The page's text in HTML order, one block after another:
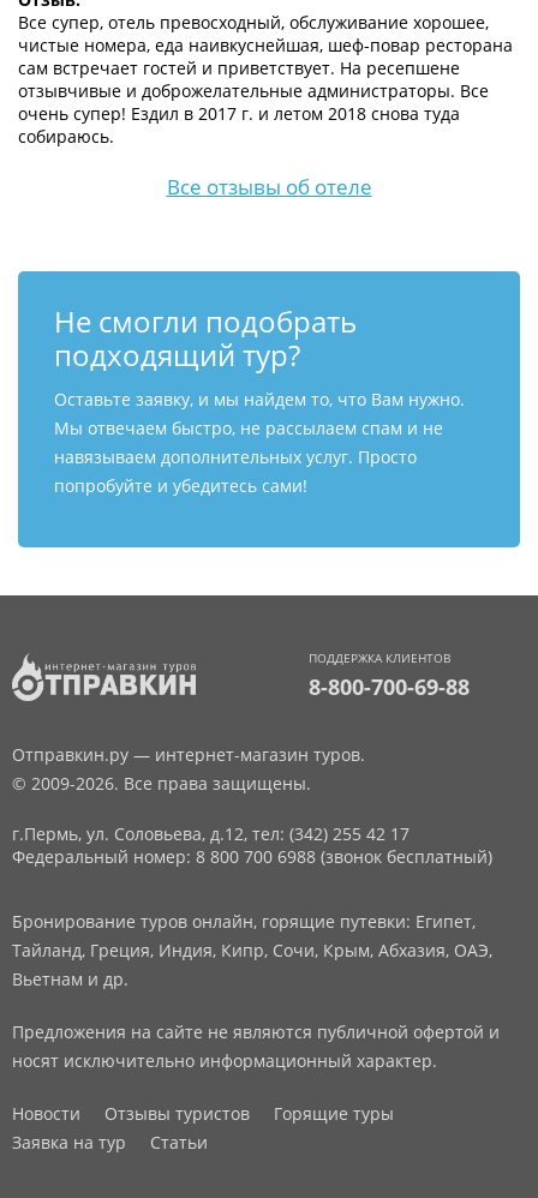
Все супер, отель превосходный, обслуживание хорошее,
чистые номера, еда наивкуснейшая, шеф-повар ресторана
сам встречает гостей и приветствует. На ресепшене
отзывчивые и доброжелательные администраторы. Все
очень супер! Ездил в 2017 г. и летом 2018 снова туда
собираюсь.
Все отзывы об отеле
Не смогли подобрать
подходящий тур?
Оставьте заявку, и мы найдем то, что Вам нужно.
Мы отвечаем быстро, не рассылаем спам и не
навязываем дополнительных услуг. Просто
попробуйте и убедитесь сами!
ПОДДЕРЖКА КЛИЕНТОВ
8-800-700-69-88
Отправкин.ру — интернет-магазин туров.
© 2009-2026. Все права защищены.
г.Пермь, ул. Соловьева, д.12, тел: (342) 255 42 17
Федеральный номер: 8 800 700 6988 (звонок бесплатный)
Бронирование туров онлайн, горящие путевки: Египет,
Тайланд, Греция, Индия, Кипр, Сочи, Крым, Абхазия, ОАЭ,
Вьетнам и др.
Предложения на сайте не являются публичной офертой и
носят исключительно информационный характер.
Новости Отзывы туристов
Горящие туры
Заявка на тур
Статьи